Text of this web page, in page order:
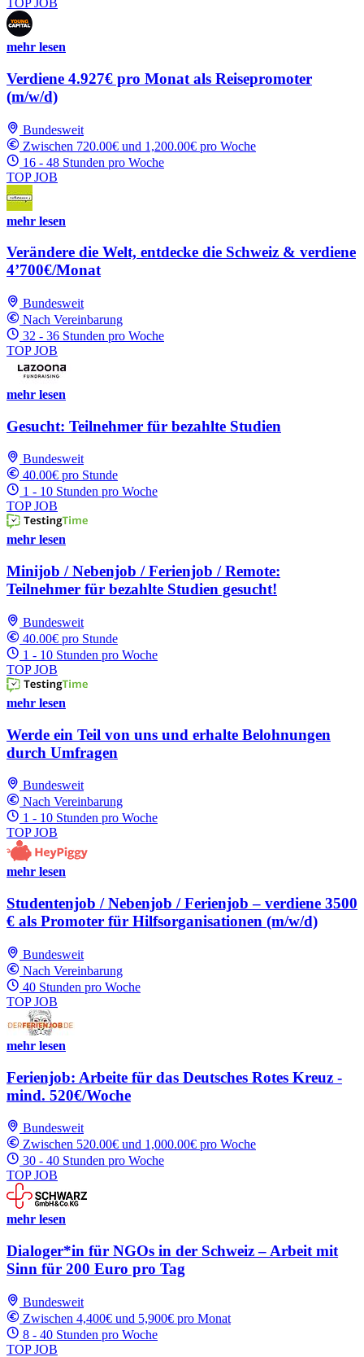
TOP JOB
mehr lesen
Verdiene 4.927€ pro Monat als Reisepromoter
(m/w/d)
Bundesweit
Zwischen 720.00€ und 1,200.00€ pro Woche
16 - 48 Stunden pro Woche
TOP JOB
mehr lesen
Verändere die Welt, entdecke die Schweiz & verdiene
4’700€/Monat
Bundesweit
Nach Vereinbarung
32 - 36 Stunden pro Woche
TOP JOB
mehr lesen
Gesucht: Teilnehmer für bezahlte Studien
Bundesweit
40.00€ pro Stunde
1 - 10 Stunden pro Woche
TOP JOB
mehr lesen
Minijob / Nebenjob / Ferienjob / Remote:
Teilnehmer für bezahlte Studien gesucht!
Bundesweit
40.00€ pro Stunde
1 - 10 Stunden pro Woche
TOP JOB
mehr lesen
Werde ein Teil von uns und erhalte Belohnungen
durch Umfragen
Bundesweit
Nach Vereinbarung
1 - 10 Stunden pro Woche
TOP JOB
mehr lesen
Studentenjob / Nebenjob / Ferienjob – verdiene 3500
€ als Promoter für Hilfsorganisationen (m/w/d)
Bundesweit
Nach Vereinbarung
40 Stunden pro Woche
TOP JOB
mehr lesen
Ferienjob: Arbeite für das Deutsches Rotes Kreuz -
mind. 520€/Woche
Bundesweit
Zwischen 520.00€ und 1,000.00€ pro Woche
30 - 40 Stunden pro Woche
TOP JOB
mehr lesen
Dialoger*in für NGOs in der Schweiz – Arbeit mit
Sinn für 200 Euro pro Tag
Bundesweit
Zwischen 4,400€ und 5,900€ pro Monat
8 - 40 Stunden pro Woche
TOP JOB